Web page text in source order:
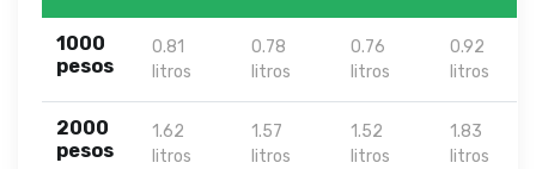
1000
pesos
0.81
litros
0.78
litros
0.76
litros
0.92
litros
2000
pesos
1.62
litros
1.57
litros
1.52
litros
1.83
litros